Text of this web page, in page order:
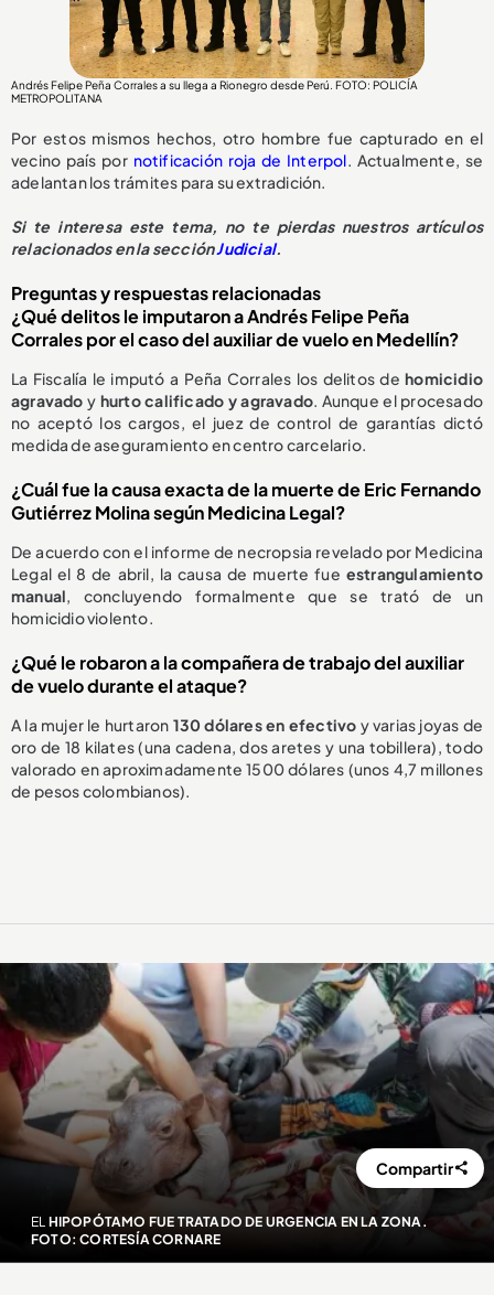
Andrés Felipe Peña Corrales a su llega a Rionegro desde Perú. FOTO: POLICÍA
METROPOLITANA
Por estos mismos hechos, otro hombre fue capturado en el
vecino país por notificación roja de Interpol. Actualmente, se
adelantan los trámites para su extradición.
Si te interesa este tema, no te pierdas nuestros artículos
relacionados en la secciónJudicial.
Preguntas y respuestas relacionadas
¿Qué delitos le imputaron a Andrés Felipe Peña
Corrales por el caso del auxiliar de vuelo en Medellín?
La Fiscalía le imputó a Peña Corrales los delitos dehomicidio
agravado y hurto calificado y agravado. Aunque el procesado
no aceptó los cargos, el juez de control de garantías dictó
medida de aseguramiento en centro carcelario.
¿Cuál fue la causa exacta de la muerte de Eric Fernando
Gutiérrez Molina según Medicina Legal?
De acuerdo con el informe de necropsia revelado por Medicina
Legal el 8 de abril, la causa de muerte fue estrangulamiento
manual, concluyendo formalmente que se trató de un
homicidio violento.
¿Qué le robaron a la compañera de trabajo del auxiliar
de vuelo durante el ataque?
A la mujer le hurtaron 130 dólares en efectivo y varias joyas de
oro de 18 kilates (una cadena, dos aretes y una tobillera), todo
valorado en aproximadamente 1500 dólares (unos 4,7 millones
de pesos colombianos).
EL HIPOPÓTAMO FUE TRATADO DE URGENCIA EN LA ZONA.
FOTO: CORTESÍA CORNARE
Compartir